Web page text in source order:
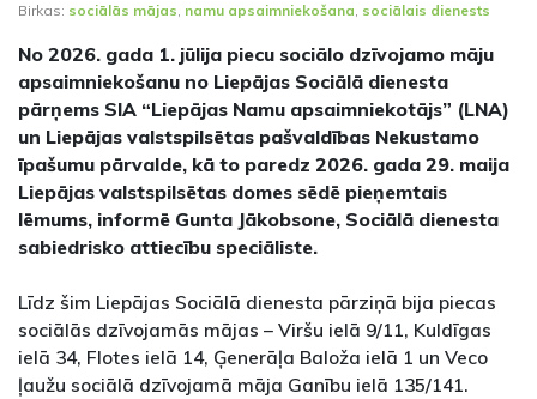
Birkas: sociālās mājas, namu apsaimniekošana, sociālais dienests
No 2026. gada 1. jūlija piecu sociālo dzīvojamo māju
apsaimniekošanu no Liepājas Sociālā dienesta
pārņems SIA “Liepājas Namu apsaimniekotājs” (LNA)
un Liepājas valstspilsētas pašvaldības Nekustamo
īpašumu pārvalde, kā to paredz 2026. gada 29. maija
Liepājas valstspilsētas domes sēdē pieņemtais
lēmums, informē Gunta Jākobsone, Sociālā dienesta
sabiedrisko attiecību speciāliste.
Līdz šim Liepājas Sociālā dienesta pārziņā bija piecas
sociālās dzīvojamās mājas – Viršu ielā 9/11, Kuldīgas
ielā 34, Flotes ielā 14, Ģenerāļa Baloža ielā 1 un Veco
ļaužu sociālā dzīvojamā māja Ganību ielā 135/141.